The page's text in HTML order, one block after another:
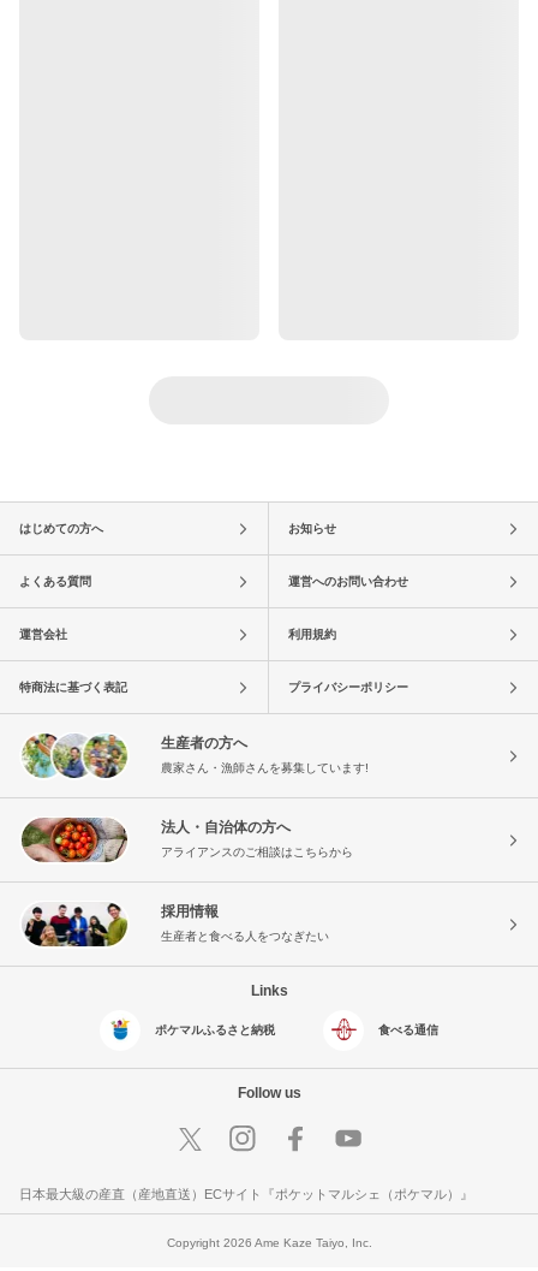
はじめての方へ お知らせ
よくある質問 運営へのお問い合わせ
運営会社 利用規約
特商法に基づく表記 プライバシーポリシー
生産者の方へ
農家さん・漁師さんを募集しています!
法人・自治体の方へ
アライアンスのご相談はこちらから
採用情報
生産者と食べる人をつなぎたい
Links
ポケマルふるさと納税 食べる通信
Follow us
日本最大級の産直（産地直送）ECサイト『ポケットマルシェ（ポケマル）』
Copyright 2026 Ame Kaze Taiyo, Inc.